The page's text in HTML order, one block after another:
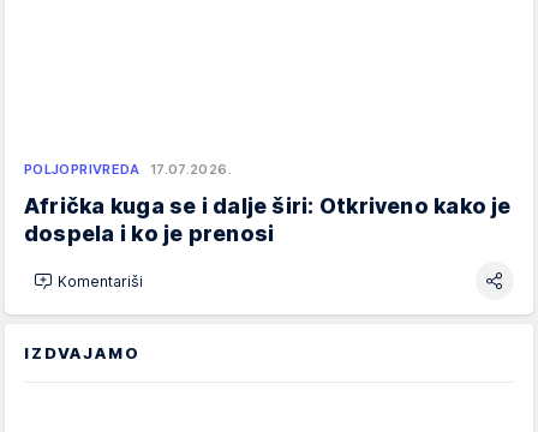
POLJOPRIVREDA 17.07.2026.
Afrička kuga se i dalje širi: Otkriveno kako je
dospela i ko je prenosi
Komentariši
IZDVAJAMO